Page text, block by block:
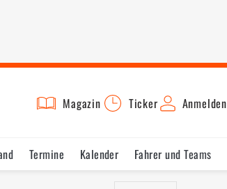
Magazin Ticker Anmelden
Termine Kalender Fahrer und Teams